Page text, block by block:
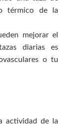
térmico de la
mejorar el
diarias es
o tu
actividad de la